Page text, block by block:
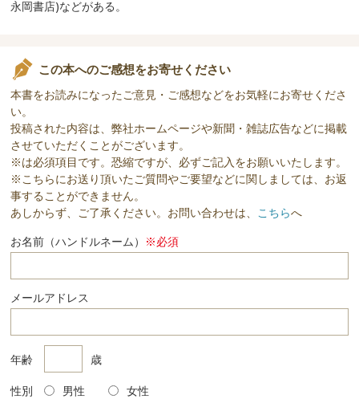
永岡書店)などがある。
この本へのご感想をお寄せください
本書をお読みになったご意見・ご感想などをお気軽にお寄せくださ
い。
投稿された内容は、弊社ホームページや新聞・雑誌広告などに掲載
させていただくことがございます。
※は必須項目です。恐縮ですが、必ずご記入をお願いいたします。
※こちらにお送り頂いたご質問やご要望などに関しましては、お返
事することができません。
あしからず、ご了承ください。お問い合わせは、 こちらへ
お名前（ハンドルネーム） ※必須
メールアドレス
年齢 歳
性別 男性 女性